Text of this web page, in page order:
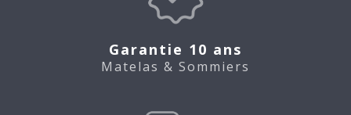
Garantie 10 ans
Matelas & Sommiers